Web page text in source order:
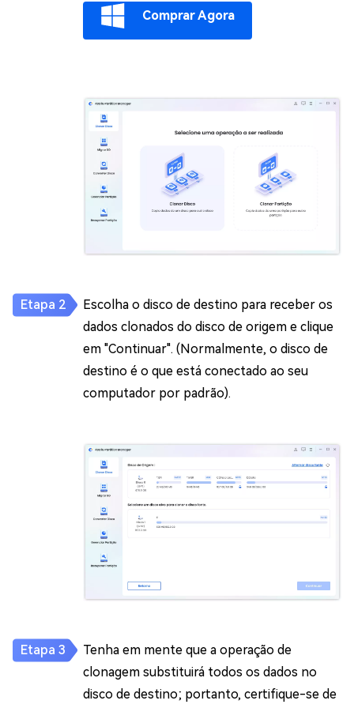
Comprar Agora
Escolha o disco de destino para receber os
dados clonados do disco de origem e clique
em "Continuar". (Normalmente, o disco de
destino é o que está conectado ao seu
computador por padrão).
Tenha em mente que a operação de
clonagem substituirá todos os dados no
disco de destino; portanto, certifique-se de